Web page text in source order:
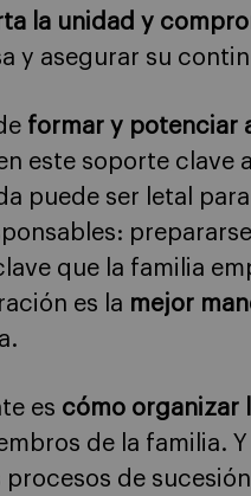
la unidad y
y asegurar su
formar y potenciar
este soporte clave
puede ser letal
que la familia
es la mejor
es cómo organizar
de la familia.
de